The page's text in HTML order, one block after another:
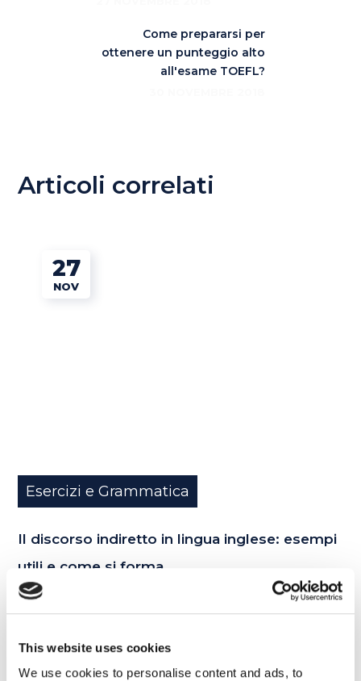
This website uses cookies
We use cookies to personalise content and ads, to
Come prepararsi per
ottenere un punteggio alto
all'esame TOEFL?
Articoli correlati
27
NOV
Esercizi e Grammatica
Il discorso indiretto in lingua inglese: esempi
utili e come si forma
READ MORE